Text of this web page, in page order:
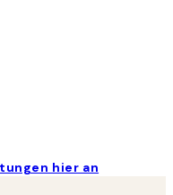
hier an